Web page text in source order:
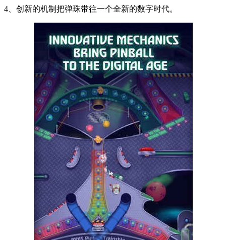
4、创新的机制把弹珠带往一个全新的数字时代。